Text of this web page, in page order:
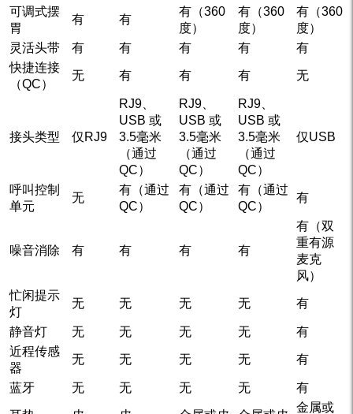
可调式摆
胃
有 有
有（360
度）
有（360
度）
有（360
度）
灵活头带
有 有 有 有
有
快捷连接
（QC）
无 有 有 有 无
接头类型 仅RJ9
RJ9、
USB 或
3.5毫米
（通过
QC）
RJ9、
USB 或
3.5毫米
（通过
QC）
RJ9、
USB 或
3.5毫米
（通过
QC）
仅USB
呼叫控制
单元
无
有（通过
QC）
有（通过
QC）
有（通过
QC）
有
噪音消除 有 有 有 有
有（双
重有源
麦克
风）
忙闲提示
灯
无 无 无 无 有
静音灯 无 无 无 无
有
近程传感
器
无 无 无 无 有
蓝牙 无 无 无 无 有
金属或